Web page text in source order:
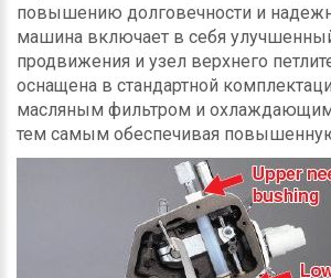
повышению долговечности и
машина включает в себя
продвижения и узел верхнего
оснащена в стандартной
масляным фильтром и
тем самым обеспечивая